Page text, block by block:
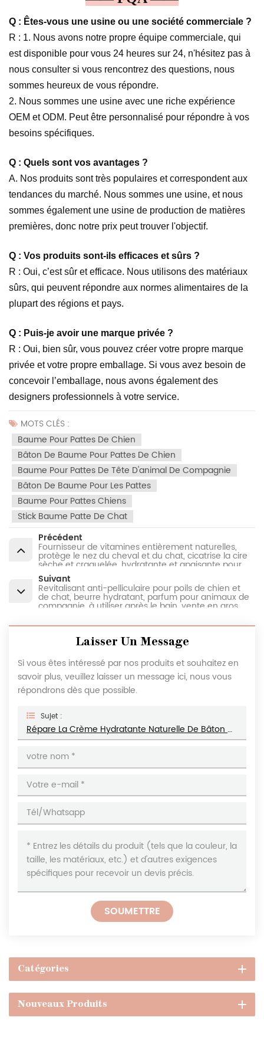
Q : Êtes-vous une usine ou une société commerciale ?
R : 1. Nous avons notre propre équipe commerciale, qui
est disponible pour vous 24 heures sur 24, n'hésitez pas à
nous consulter si vous rencontrez des questions, nous
sommes heureux de vous répondre.
2. Nous sommes une usine avec une riche expérience
OEM et ODM. Peut être personnalisé pour répondre à vos
besoins spécifiques.
Q : Quels sont vos avantages ?
A. Nos produits sont très populaires et correspondent aux
tendances du marché. Nous sommes une usine, et nous
sommes également une usine de production de matières
premières, donc notre prix peut trouver l'objectif.
Q : Vos produits sont-ils efficaces et sûrs ?
R : Oui, c’est sûr et efficace. Nous utilisons des matériaux
sûrs, qui peuvent répondre aux normes alimentaires de la
plupart des régions et pays.
Q : Puis-je avoir une marque privée ?
R : Oui, bien sûr, vous pouvez créer votre propre marque
privée et votre propre emballage. Si vous avez besoin de
concevoir l’emballage, nous avons également des
designers professionnels à votre service.
MOTS CLÉS :
Baume Pour Pattes De Chien
Bâton De Baume Pour Pattes De Chien
Baume Pour Pattes De Tête D'animal De Compagnie
Bâton De Baume Pour Les Pattes
Baume Pour Pattes Chiens
Stick Baume Patte De Chat
Précédent
Fournisseur de vitamines entièrement naturelles,
protège le nez du cheval et du chat, cicatrise la cire
sèche et craquelée, hydratante et apaisante pour
les pattes de chien
Suivant
Revitalisant anti-pelliculaire pour poils de chien et
de chat, beurre hydratant, parfum pour animaux de
compagnie, à utiliser après le bain, vente en gros
Laisser Un Message
Si vous êtes intéressé par nos produits et souhaitez en
savoir plus, veuillez laisser un message ici, nous vous
répondrons dès que possible.
Sujet :
Répare La Crème Hydratante Naturelle De Bâton De Patte De Nez De Coude D'animal De Compagnie Fissuré Sec Pour Des Chats Et Des Chiens
SOUMETTRE
Catégories
Nouveaux Produits